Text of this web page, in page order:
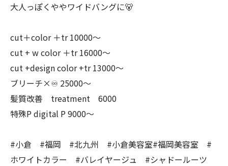
大人っぽくややワイドバングに🐻
cut＋color ＋tr 10000〜
cut + w color ＋tr 16000〜
cut +design color +tr 13000〜
ブリーチ×♾ 25000〜
髪質改善 treatment 6000
特殊P digital P 9000〜
#小倉 #福岡 #北九州 #小倉美容室#福岡美容室 #
ホワイトカラー #バレイヤージュ #シャドールーツ